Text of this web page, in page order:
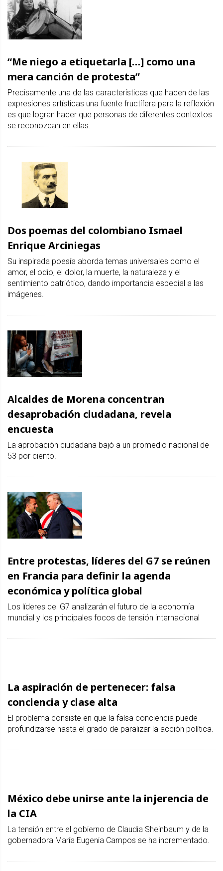
“Me niego a etiquetarla […] como una
mera canción de protesta”
Precisamente una de las características que hacen de las
expresiones artísticas una fuente fructífera para la reflexión
es que logran hacer que personas de diferentes contextos
se reconozcan en ellas.
Dos poemas del colombiano Ismael
Enrique Arciniegas
Su inspirada poesía aborda temas universales como el
amor, el odio, el dolor, la muerte, la naturaleza y el
sentimiento patriótico, dando importancia especial a las
imágenes.
Alcaldes de Morena concentran
desaprobación ciudadana, revela
encuesta
La aprobación ciudadana bajó a un promedio nacional de
53 por ciento.
Entre protestas, líderes del G7 se reúnen
en Francia para definir la agenda
económica y política global
Los líderes del G7 analizarán el futuro de la economía
mundial y los principales focos de tensión internacional
La aspiración de pertenecer: falsa
conciencia y clase alta
El problema consiste en que la falsa conciencia puede
profundizarse hasta el grado de paralizar la acción política.
México debe unirse ante la injerencia de
la CIA
La tensión entre el gobierno de Claudia Sheinbaum y de la
gobernadora María Eugenia Campos se ha incrementado.